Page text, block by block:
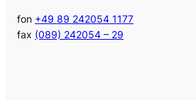
fon +49 89 242054 1177
fax (089) 242054 – 29